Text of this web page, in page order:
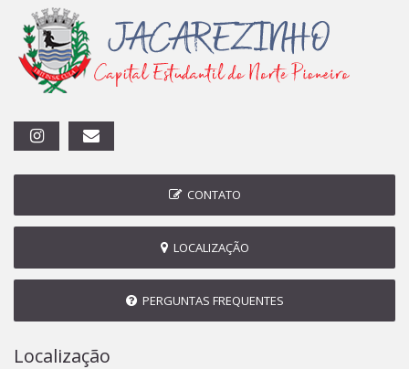
CONTATO
LOCALIZAÇÃO
PERGUNTAS FREQUENTES
Localização